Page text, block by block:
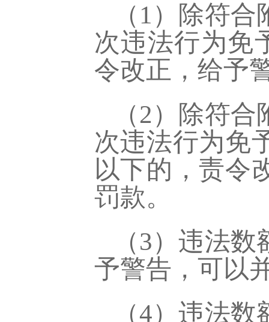
（ 1）除符合
次违法行为免
令改正，给予
（2）
除符合
次违法行为免
以下的，责令
罚款。
（3）违法数
予警告，可以
（4）违法数